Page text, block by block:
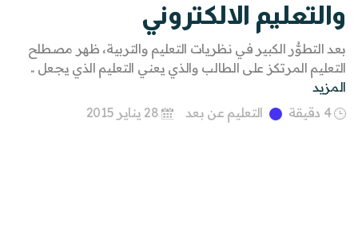
والتعليم الالكتروني
بعد التطوُّر الكبير في نظريات التعليم والتربية، ظهر مصطلح
التعليم المرتكز على الطالب والذي يعني التعليم الذي يجعل ..
المزيد
4 دقيقة
التعليم عن بعد 28 يناير 2015